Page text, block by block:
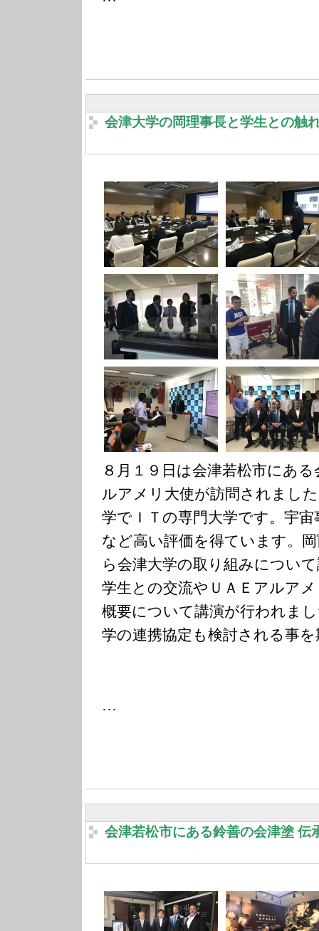
会津大学の岡理事長と学生との触
８月１９日は会津若松市にあ
ルアメリ大使が訪問されまし
学でＩＴの専門大学です。宇
など高い評価を得ています。
ら会津大学の取り組みについ
学生との交流やＵＡＥアルア
概要について講演が行われま
学の連携協定も検討される事
…
会津若松市にある鈴善の会津塗 伝